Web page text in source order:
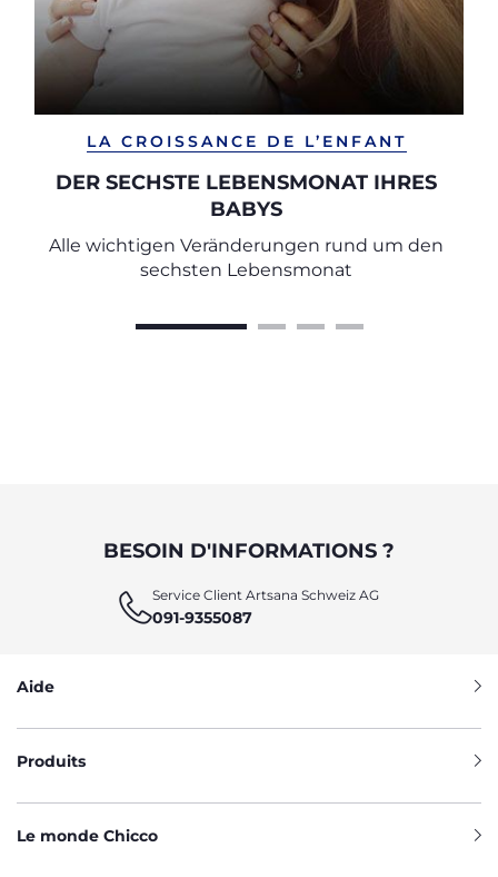
LA CROISSANCE DE L’ENFANT
DER SECHSTE LEBENSMONAT IHRES
BABYS
Alle wichtigen Veränderungen rund um den
sechsten Lebensmonat
BESOIN D'INFORMATIONS ?
Service Client Artsana Schweiz AG
091-9355087
Aide
Produits
Le monde Chicco